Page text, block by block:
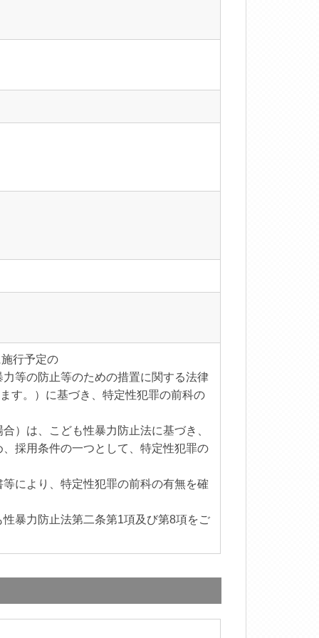
行予定の
等の防止等のための措置に関する法律
す。）に基づき、特定性犯罪の前科の
）は、こども性暴力防止法に基づき、
採用条件の一つとして、特定性犯罪の
により、特定性犯罪の前科の有無を確
暴力防止法第二条第1項及び第8項をご